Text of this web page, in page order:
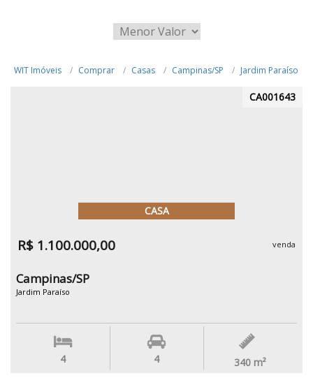
WIT Imóveis Comprar Casas Campinas/SP Jardim Paraíso
CA001643
CASA
R$ 1.100.000,00 venda
Campinas/SP
Jardim Paraíso
4 4 340 m²